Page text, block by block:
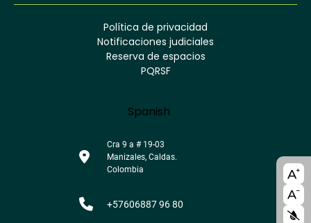
A11y
TwitterInstagramLinkedinTiktokYoutube
Política de privacidad
Notificaciones judiciales
Reserva de espacios
PQRSF
Language
Spanish
Cra 9 a # 19-03
Manizales, Caldas.
Colombia
+57606887 96 80